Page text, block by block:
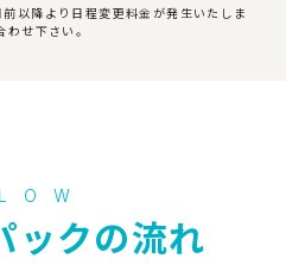
以降より日程変更料金が発生いたしま
せ下さい。
ックの流れ